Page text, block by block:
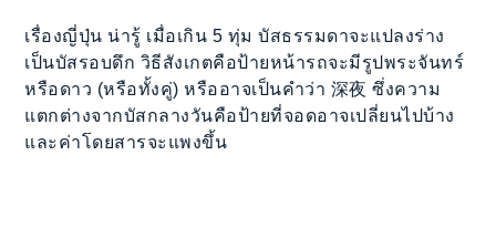
เรื่องญี่ปุ่น น่ารู้ เมื่อเกิน 5 ทุ่ม บัสธรรมดาจะแปลงร่าง
เป็นบัสรอบดึก วิธีสังเกตคือป้ายหน้ารถจะมีรูปพระจันทร์
หรือดาว (หรือทั้งคู่) หรืออาจเป็นคำว่า 深夜 ซึ่งความ
แตกต่างจากบัสกลางวันคือป้ายที่จอดอาจเปลี่ยนไปบ้าง
และค่าโดยสารจะแพงขึ้น